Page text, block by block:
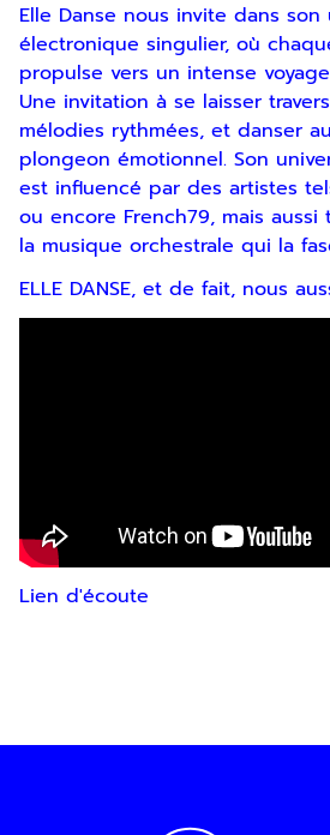
Elle Danse nous invite dans son
électronique singulier, où
propulse vers un intense
Une invitation à se laisser
mélodies rythmées, et danser
plongeon émotionnel. Son
est influencé par des artistes
ou encore French79, mais
la musique orchestrale qui la
ELLE DANSE, et de fait, nous
Lien d'écoute
pouvez vous désinscrire à
Politique de